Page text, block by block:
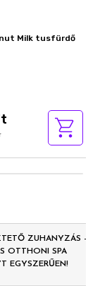
Milk tusfürdő
ZUHANYZÁS –
OTTHONI SPA
EGYSZERŰEN!